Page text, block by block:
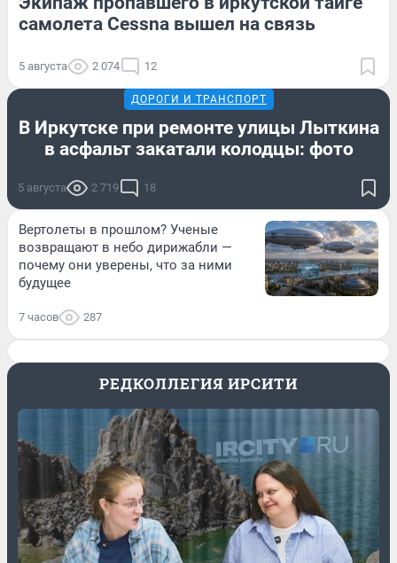
самолета Cessna вышел на связь
5 августа 2 074 12
ДОРОГИ И ТРАНСПОРТ
В Иркутске при ремонте улицы Лыткина
в асфальт закатали колодцы: фото
5 августа 2 719 18
Вертолеты в прошлом? Ученые
возвращают в небо дирижабли —
почему они уверены, что за ними
будущее
7 часов 287
РЕДКОЛЛЕГИЯ ИРСИТИ